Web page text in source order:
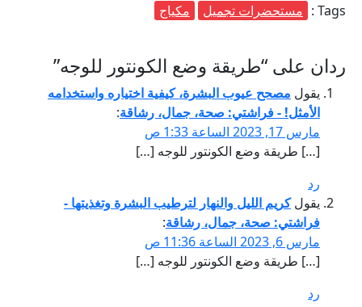
Tags : مستحضرات تجميل مكياج
ردان على “طريقة وضع الكونتور للوجه”
يقول مصحح عيوب البشرة، كيفية اختياره واستخدامه
الأمثل! - فراشتي: صحة، جمال، رشاقة:
مارس 17, 2023 الساعة 1:33 ص
[…] طريقة وضع الكونتور للوجه […]
رد
يقول كريم الليل والنهار لترطيب البشرة وتغذيتها -
فراشتي: صحة، جمال، رشاقة:
مارس 6, 2023 الساعة 11:36 ص
[…] طريقة وضع الكونتور للوجه […]
رد